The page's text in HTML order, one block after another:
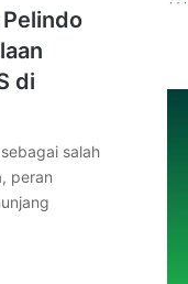
di
salah
peran